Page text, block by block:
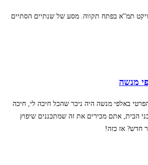
תמ"א בפתח תקווה. מסע של שנתיים הסתיים
מנשה
באלפי מנשה היה ניכר שהכל חיכה לי, חיכה
הבית, אתם מכירים את זה שמתכננים שיפוץ
חדש? אז כזה!